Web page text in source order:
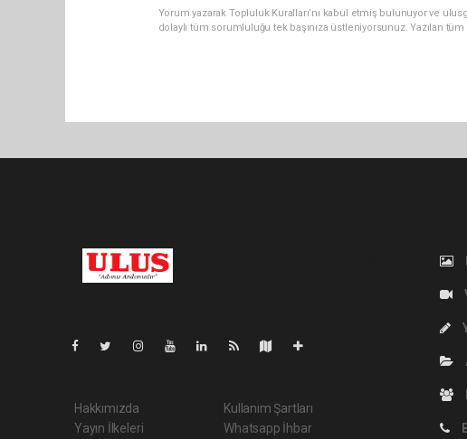
Yorum yazarak Topluluk Kuralları’nı kabul etmiş bulunuyor ve
dolaylı tüm sorumluluğu tek başınıza üstleniyorsunuz. Yazılan
Hakkımızda
Yayın İlkeleri
Kullanım Şartları
Whatsapp İhbar